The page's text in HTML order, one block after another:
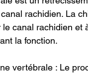
rachidien. La
canal rachidien et
la fonction.
vertébrale : Le